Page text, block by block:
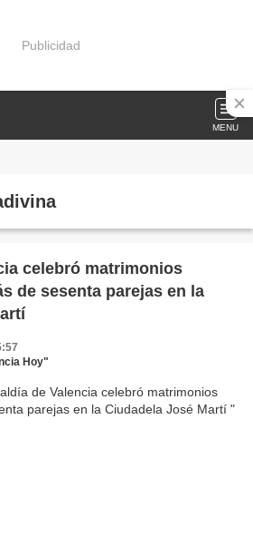
Publicidad
MENU
celebró matrimonios
de sesenta parejas en la
Hoy"